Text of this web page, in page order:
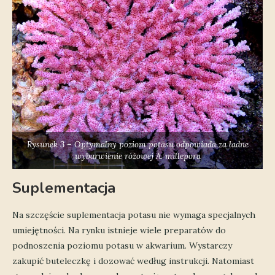
Rysunek 3 – Optymalny poziom potasu odpowiada za ładne
wybarwienie różowej A. millepora
Suplementacja
Na szczęście suplementacja potasu nie wymaga specjalnych
umiejętności. Na rynku istnieje wiele preparatów do
podnoszenia poziomu potasu w akwarium. Wystarczy
zakupić buteleczkę i dozować według instrukcji. Natomiast